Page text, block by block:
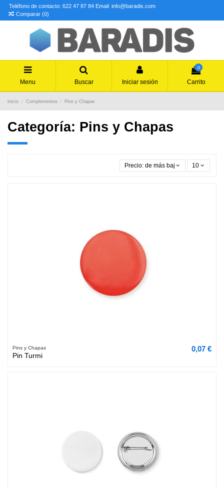
Teléfono de contacto: 622 47 87 84 Email: info@baradis.com
Comparar (0)
Menu Buscar Iniciar sesión
0
Carrito
Inicio Complementos Pins y Chapas
Categoría: Pins y Chapas
Precio: de más bajo a más alto
10
Pins y Chapas
Pin Turmi
0,07 €